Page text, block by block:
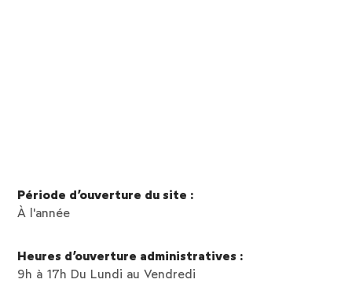
Période d’ouverture du site :
À l'année
Heures d’ouverture administratives :
9h à 17h Du Lundi au Vendredi